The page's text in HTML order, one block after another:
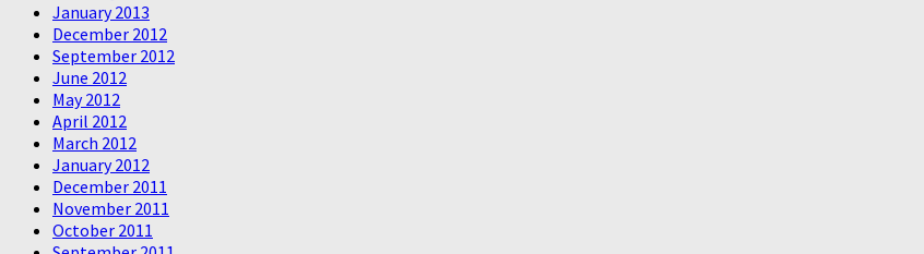
January 2013
December 2012
September 2012
June 2012
May 2012
April 2012
March 2012
January 2012
December 2011
November 2011
October 2011